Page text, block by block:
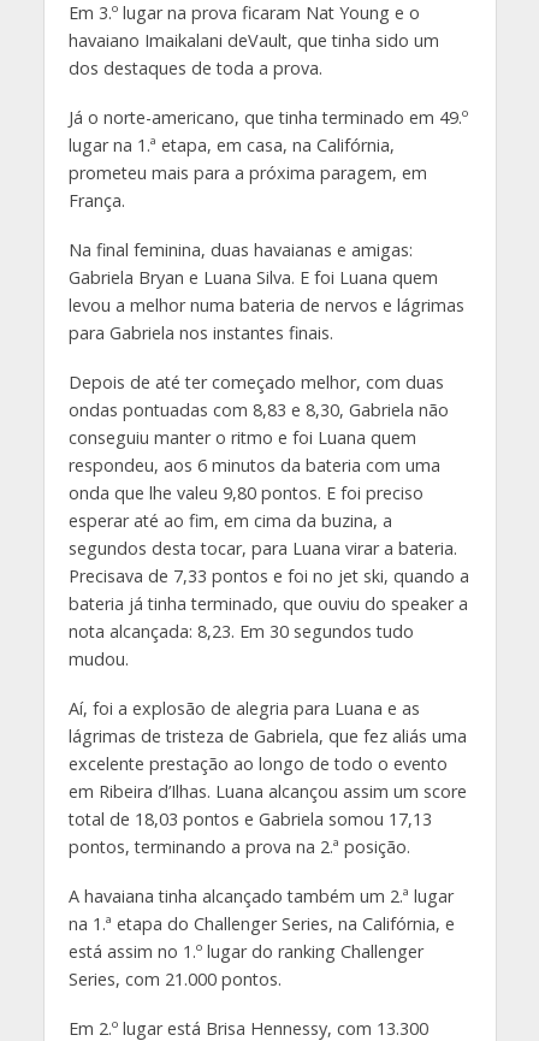
Em 3.º lugar na prova ficaram Nat Young e o
havaiano Imaikalani deVault, que tinha sido um
dos destaques de toda a prova.
Já o norte-americano, que tinha terminado em 49.º
lugar na 1.ª etapa, em casa, na Califórnia,
prometeu mais para a próxima paragem, em
França.
Na final feminina, duas havaianas e amigas:
Gabriela Bryan e Luana Silva. E foi Luana quem
levou a melhor numa bateria de nervos e lágrimas
para Gabriela nos instantes finais.
Depois de até ter começado melhor, com duas
ondas pontuadas com 8,83 e 8,30, Gabriela não
conseguiu manter o ritmo e foi Luana quem
respondeu, aos 6 minutos da bateria com uma
onda que lhe valeu 9,80 pontos. E foi preciso
esperar até ao fim, em cima da buzina, a
segundos desta tocar, para Luana virar a bateria.
Precisava de 7,33 pontos e foi no jet ski, quando a
bateria já tinha terminado, que ouviu do speaker a
nota alcançada: 8,23. Em 30 segundos tudo
mudou.
Aí, foi a explosão de alegria para Luana e as
lágrimas de tristeza de Gabriela, que fez aliás uma
excelente prestação ao longo de todo o evento
em Ribeira d’Ilhas. Luana alcançou assim um score
total de 18,03 pontos e Gabriela somou 17,13
pontos, terminando a prova na 2.ª posição.
A havaiana tinha alcançado também um 2.ª lugar
na 1.ª etapa do Challenger Series, na Califórnia, e
está assim no 1.º lugar do ranking Challenger
Series, com 21.000 pontos.
Em 2.º lugar está Brisa Hennessy, com 13.300